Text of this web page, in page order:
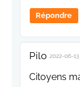
Répondre
Pilo 2022-06-13
Citoyens